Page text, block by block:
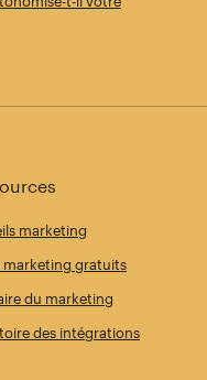
marketing
marketing gratuits
du marketing
des intégrations